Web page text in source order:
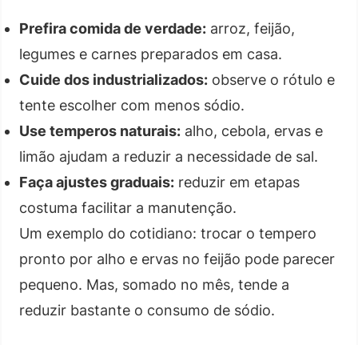
Prefira comida de verdade: arroz, feijão,
legumes e carnes preparados em casa.
Cuide dos industrializados: observe o rótulo e
tente escolher com menos sódio.
Use temperos naturais: alho, cebola, ervas e
limão ajudam a reduzir a necessidade de sal.
Faça ajustes graduais: reduzir em etapas
costuma facilitar a manutenção.
Um exemplo do cotidiano: trocar o tempero
pronto por alho e ervas no feijão pode parecer
pequeno. Mas, somado no mês, tende a
reduzir bastante o consumo de sódio.